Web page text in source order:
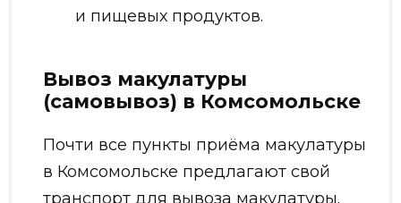
и пищевых продуктов.
Вывоз макулатуры
(самовывоз) в Комсомольске
Почти все пункты приёма макулатуры
в Комсомольске предлагают свой
транспорт для вывоза макулатуры.